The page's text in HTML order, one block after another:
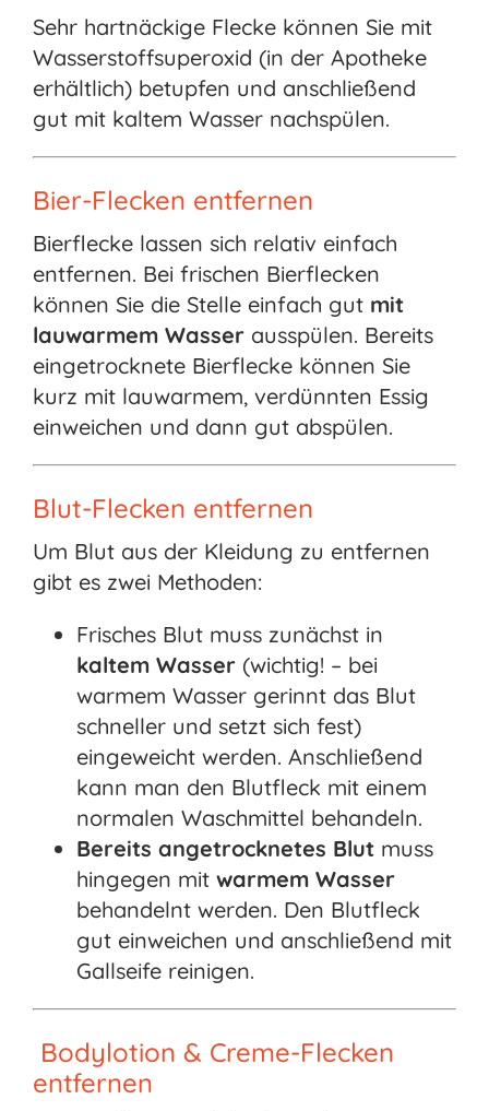
Sehr hartnäckige Flecke können Sie mit
Wasserstoffsuperoxid (in der Apotheke
erhältlich) betupfen und anschließend
gut mit kaltem Wasser nachspülen.
Bier-Flecken entfernen
Bierflecke lassen sich relativ einfach
entfernen. Bei frischen Bierflecken
können Sie die Stelle einfach gut mit
lauwarmem Wasserausspülen. Bereits
eingetrocknete Bierflecke können Sie
kurz mit lauwarmem, verdünnten Essig
einweichen und dann gut abspülen.
Blut-Flecken entfernen
Um Blut aus der Kleidung zu entfernen
gibt es zwei Methoden:
Frisches Blut muss zunächst in
kaltem Wasser(wichtig! – bei
warmem Wasser gerinnt das Blut
schneller und setzt sich fest)
eingeweicht werden. Anschließend
kann man den Blutfleck mit einem
normalen Waschmittel behandeln.
Bereits angetrocknetes Blutmuss
hingegen mit warmem Wasser
behandelnt werden. Den Blutfleck
gut einweichen und anschließend mit
Gallseife reinigen.
Bodylotion & Creme-Flecken
entfernen